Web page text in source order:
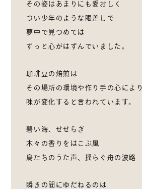
その姿はあまりにも愛おしく
つい少年のような眼差しで
夢中で見つめては
ずっと心がはずんでいました。
珈琲豆の焙煎は
その場所の環境や作り手の心により
味が変化すると言われています。
碧い海、せせらぎ
木々の香りをはこぶ風
鳥たちのうた声、揺らぐ舟の波路
瞬きの間にゆだねるのは